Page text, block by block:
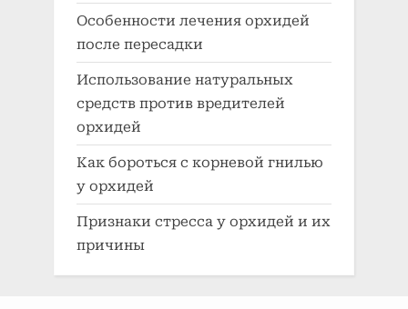
Особенности лечения орхидей
после пересадки
Использование натуральных
средств против вредителей
орхидей
Как бороться с корневой гнилью
у орхидей
Признаки стресса у орхидей и их
причины